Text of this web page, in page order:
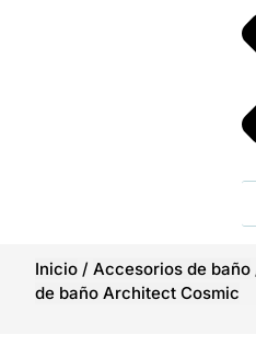
Inicio /Accesorios de baño
de baño Architect Cosmic